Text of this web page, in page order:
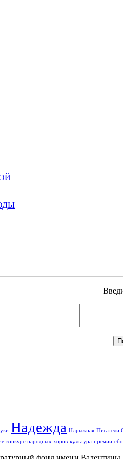
Надежда Нарыжная Писатели
конкурс народных хоров культура премии